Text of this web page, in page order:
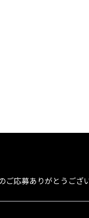
応募ありがとうござ